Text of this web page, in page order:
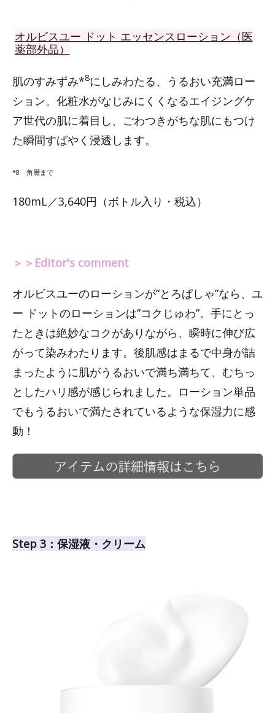
オルビスユー ドット エッセンスローション（医
薬部外品）
肌のすみずみ*8にしみわたる、うるおい充満ロー
ション。化粧水がなじみにくくなるエイジングケ
ア世代の肌に着目し、ごわつきがちな肌にもつけ
た瞬間すばやく浸透します。
*8 角層まで
180mL／3,640円（ボトル入り・税込）
＞＞Editor's comment
オルビスユーのローションが“とろぱしゃ”なら、ユ
ー ドットのローションは”コクじゅわ”。手にとっ
たときは絶妙なコクがありながら、瞬時に伸び広
がって染みわたります。後肌感はまるで中身が詰
まったように肌がうるおいで満ち満ちて、むちっ
としたハリ感が感じられました。ローション単品
でもうるおいで満たされているような保湿力に感
動！
Step 3：保湿液・クリーム